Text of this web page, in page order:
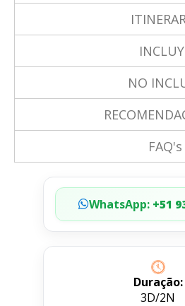
NO
FAQ's
WhatsApp:+51
Duração:
3D/2N